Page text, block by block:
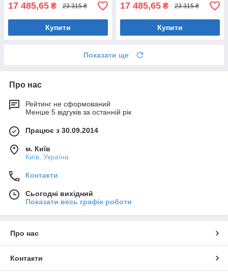
17 485,65 ₴ 23 315 ₴
Купити
17 485,65 ₴ 23 315 ₴
Купити
Показати ще
Про нас
Рейтинг не сформований
Менше 5 відгуків за останній рік
Працює з 30.09.2014
м. Київ
Київ, Україна
Контакти
Сьогодні вихідний
Показати весь графік роботи
Про нас
Контакти